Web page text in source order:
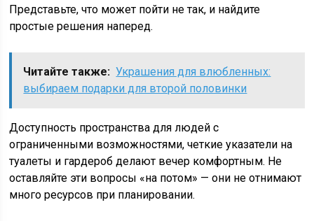
Представьте, что может пойти не так, и найдите
простые решения наперед.
Читайте также: Украшения для влюбленных:
выбираем подарки для второй половинки
Доступность пространства для людей с
ограниченными возможностями, четкие указатели на
туалеты и гардероб делают вечер комфортным. Не
оставляйте эти вопросы «на потом» — они не отнимают
много ресурсов при планировании.